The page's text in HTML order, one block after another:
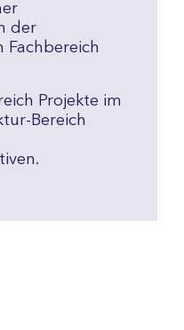
der
Fachbereich
Projekte im
Bereich